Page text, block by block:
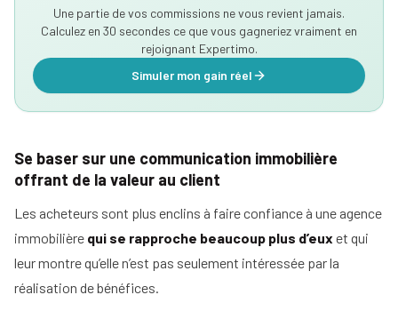
Une partie de vos commissions ne vous revient jamais.
Calculez en 30 secondes ce que vous gagneriez vraiment en
rejoignant Expertimo.
Simuler mon gain réel
Se baser sur une communication immobilière
offrant de la valeur au client
Les acheteurs sont plus enclins à faire confiance à une agence
immobilière qui se rapproche beaucoup plus d’eux et qui
leur montre qu’elle n’est pas seulement intéressée par la
réalisation de bénéfices.